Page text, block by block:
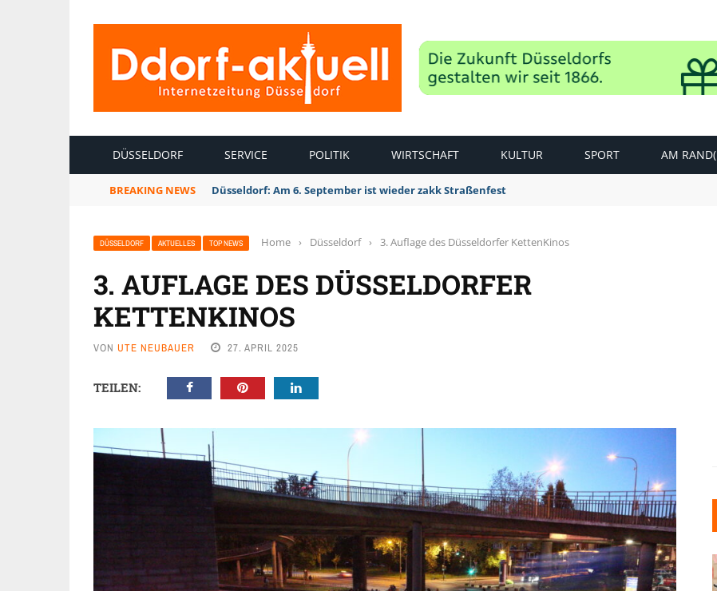
DÜSSELDORF SERVICE POLITIK WIRTSCHAFT KULTUR SPORT AM
BREAKING NEWS Düsseldorf Kalkum: Bei Sondierungsarbeiten Panzergranate entdeckt und erfolgreich gesprengt
DÜSSELDORF AKTUELLES TOP NEWS Home › Düsseldorf › 3. Auflage des Düsseldorfer KettenKinos
3. AUFLAGE DES DÜSSELDORFER
KETTENKINOS
VON UTE NEUBAUER 27. APRIL 2025
TEILEN: